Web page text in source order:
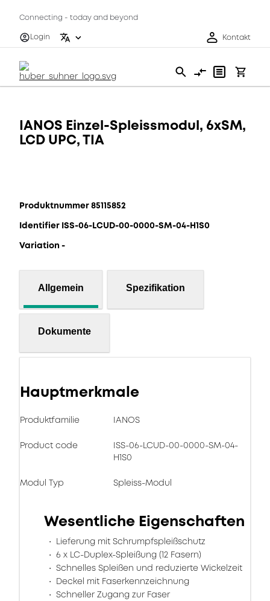
Connecting - today and beyond
Login
Kontakt
IANOS Einzel-Spleissmodul, 6xSM,
LCD UPC, TIA
Produktnummer 85115852
Identifier ISS-06-LCUD-00-0000-SM-04-H1S0
Variation -
Allgemein Spezifikation
Dokumente
Hauptmerkmale
Produktfamilie IANOS
Product code
ISS-06-LCUD-00-0000-SM-04-
H1S0
Modul Typ Spleiss-Modul
Wesentliche Eigenschaften
Lieferung mit Schrumpfspleißschutz
6 x LC-Duplex-Spleißung (12 Fasern)
Schnelles Spleißen und reduzierte Wickelzeit
Deckel mit Faserkennzeichnung
Schneller Zugang zur Faser